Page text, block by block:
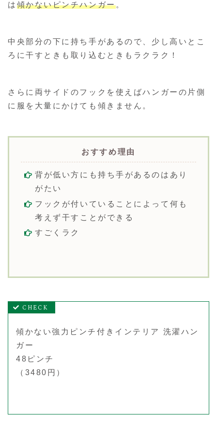
は 傾かないピンチハンガー。
中央部分の下に持ち手があるので、少し高いとこ
ろに干すときも取り込むときもラクラク！
さらに両サイドのフックを使えばハンガーの片側
に服を大量にかけても傾きません。
おすすめ理由
背が低い方にも持ち手があるのはあり
がたい
フックが付いていることによって何も
考えず干すことができる
すごくラク
傾かない強力ピンチ付きインテリア 洗濯ハン
ガー
48ピンチ
（3480円）